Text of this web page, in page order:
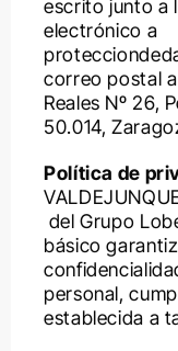
escrito junto a
electrónico a
correo postal
Reales Nº 26,
50.014,
Política de
del Grupo
básico
personal,
establecida a
adaptados a
digital
marca y
distintos
generación
los
“Miramos
un cambio real
aportando
desafíos
sociales de
conseguidos